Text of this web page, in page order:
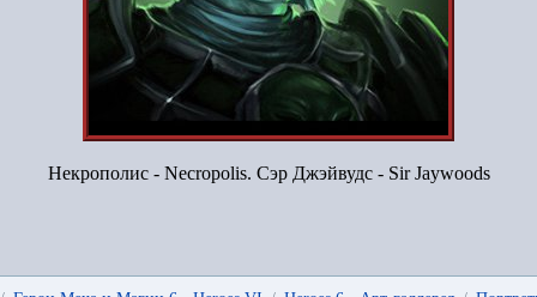
Некрополис - Necropolis. Сэр Джэйвудс - Sir Jaywoods